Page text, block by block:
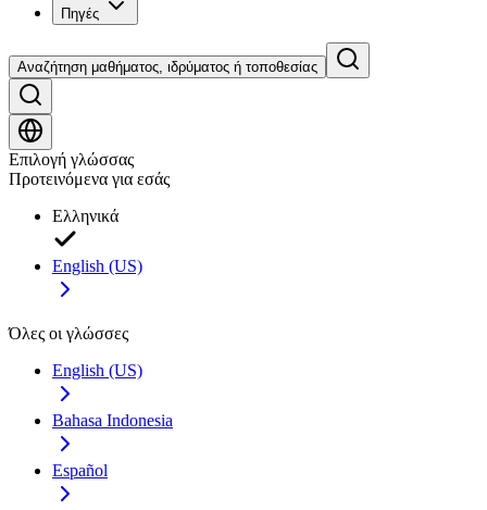
Πηγές
Αναζήτηση μαθήματος, ιδρύματος ή τοποθεσίας
Επιλογή γλώσσας
Προτεινόμενα για εσάς
Ελληνικά
English (US)
Όλες οι γλώσσες
English (US)
Bahasa Indonesia
Español